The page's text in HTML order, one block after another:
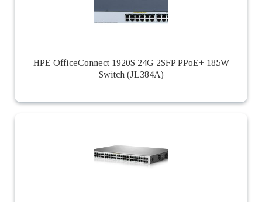
HPE OfficeConnect 1920S 24G 2SFP PPoE+ 185W
Switch (JL384A)